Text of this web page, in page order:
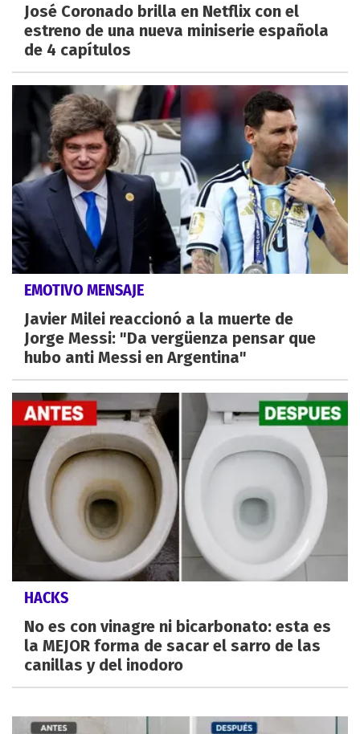
José Coronado brilla en Netflix con el
estreno de una nueva miniserie española
de 4 capítulos
EMOTIVO MENSAJE
Javier Milei reaccionó a la muerte de
Jorge Messi: "Da vergüenza pensar que
hubo anti Messi en Argentina"
HACKS
No es con vinagre ni bicarbonato: esta es
la MEJOR forma de sacar el sarro de las
canillas y del inodoro